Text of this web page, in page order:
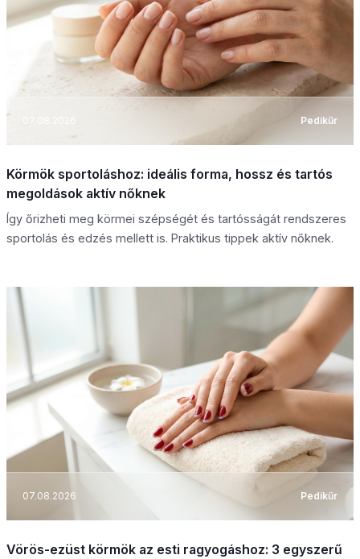
07.08.2026 Pedikűr
Körmök sportoláshoz: ideális forma, hossz és tartós
megoldások aktív nőknek
Így őrizheti meg körmei szépségét és tartósságát rendszeres
sportolás és edzés mellett is. Praktikus tippek aktív nőknek.
07.08.2026 Pedikűr
Vörös-ezüst körmök az esti ragyogáshoz: 3 egyszerű